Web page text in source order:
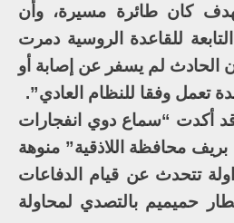
كان طائرة مسيرة، وأن
للقاعدة الروسية دمرت
الحادث لم يسفر عن إصابة أو
تعمل وفقا للنظام العادي”.
أكدت “سماع دوي انفجارات
محافظة اللاذقية” منوهة
تتحدث عن قيام الدفاعات
حميميم بالتصدي لمحاولة